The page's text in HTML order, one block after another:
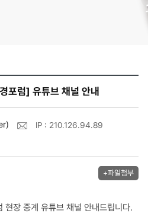
포럼] 유튜브 채널 안내
IP : 210.126.94.89
+파일첨부
장 중계 유튜브 채널 안내드립니다.